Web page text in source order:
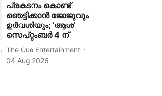
പ്രകടനം കൊണ്ട്
ഞെട്ടിക്കാൻ ജോജുവും
ഉർവശിയും; 'ആശ'
സെപ്റ്റംബർ 4 ന്
The Cue Entertainment
04 Aug 2026